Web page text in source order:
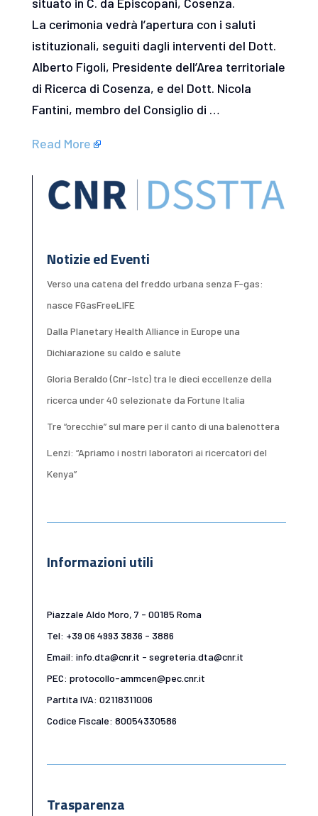
La cerimonia vedrà l’apertura con i saluti
istituzionali, seguiti dagli interventi del Dott.
Alberto Figoli, Presidente dell’Area territoriale
di Ricerca di Cosenza, e del Dott. Nicola
Fantini, membro del Consiglio di …
Read More
Notizie ed Eventi
Verso una catena del freddo urbana senza F-gas:
nasce FGasFreeLIFE
Dalla Planetary Health Alliance in Europe una
Dichiarazione su caldo e salute
Gloria Beraldo (Cnr-Istc) tra le dieci eccellenze della
ricerca under 40 selezionate da Fortune Italia
Tre “orecchie” sul mare per il canto di una balenottera
Lenzi: “Apriamo i nostri laboratori ai ricercatori del
Kenya”
Informazioni utili
Piazzale Aldo Moro, 7 - 00185 Roma
Tel: +39 06 4993 3836 - 3886
Email: info.dta@cnr.it - segreteria.dta@cnr.it
PEC: protocollo-ammcen@pec.cnr.it
Partita IVA: 02118311006
Codice Fiscale: 80054330586
Trasparenza